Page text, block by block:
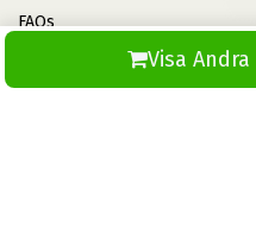
Visa
FAQs
Informationsbank Av Däck